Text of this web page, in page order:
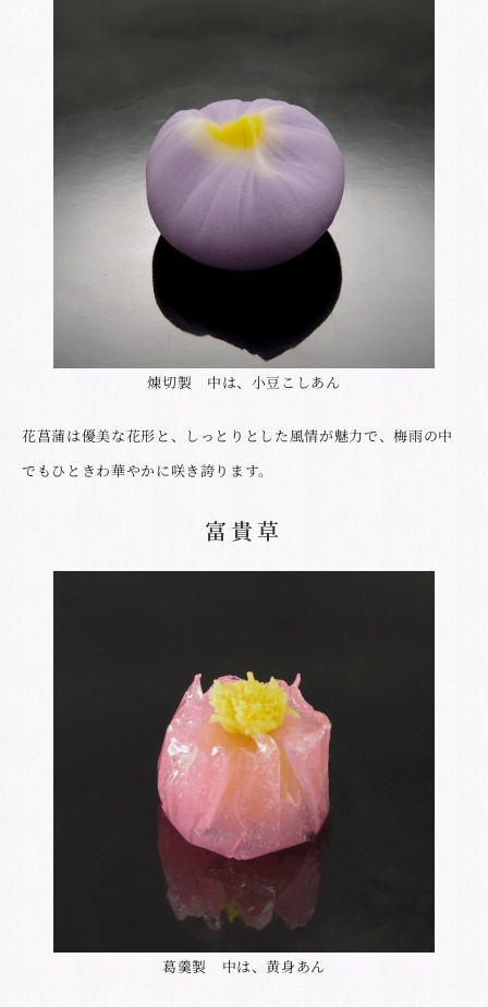
煉切製 中は、小豆こしあん
花菖蒲は優美な花形と、しっとりとした風情が魅力で、梅雨の中
でもひときわ華やかに咲き誇ります。
富貴草
葛羹製 中は、黄身あん